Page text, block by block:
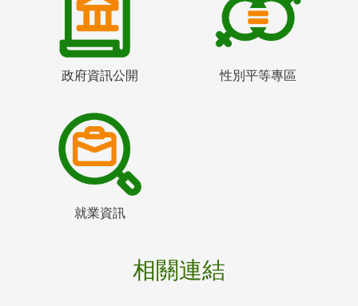
政府資訊公開 性別平等專區
就業資訊
相關連結